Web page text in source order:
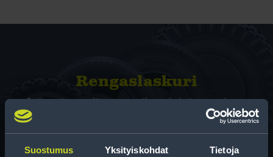
Suostumus Yksityiskohdat Tietoja
Rengas­laskuri
Auttaa sinua valitsemaan oikean kokoisen renkaan,